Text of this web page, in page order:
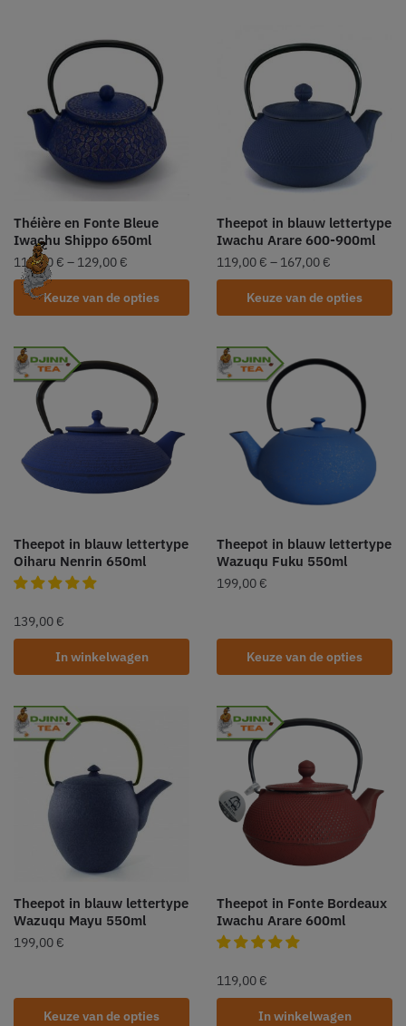
Théière en Fonte Bleue
Iwachu Shippo 650ml
119,00 € – 129,00 €
Keuze van de opties
Theepot in blauw lettertype
Iwachu Arare 600-900ml
119,00 € – 167,00 €
Keuze van de opties
Theepot in blauw lettertype
Oiharu Nenrin 650ml
139,00 €
In winkelwagen
Theepot in blauw lettertype
Wazuqu Fuku 550ml
199,00 €
Keuze van de opties
Theepot in blauw lettertype
Wazuqu Mayu 550ml
199,00 €
Keuze van de opties
Theepot in Fonte Bordeaux
Iwachu Arare 600ml
119,00 €
In winkelwagen